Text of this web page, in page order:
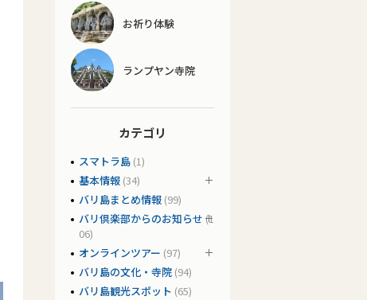
お祈り体験
ランプヤン寺院
カテゴリ
スマトラ島 (1)
基本情報 (34)
バリ島まとめ情報 (99)
バリ倶楽部からのお知らせ (1
06)
オンラインツアー (97)
バリ島の文化・寺院 (94)
バリ島観光スポット (65)